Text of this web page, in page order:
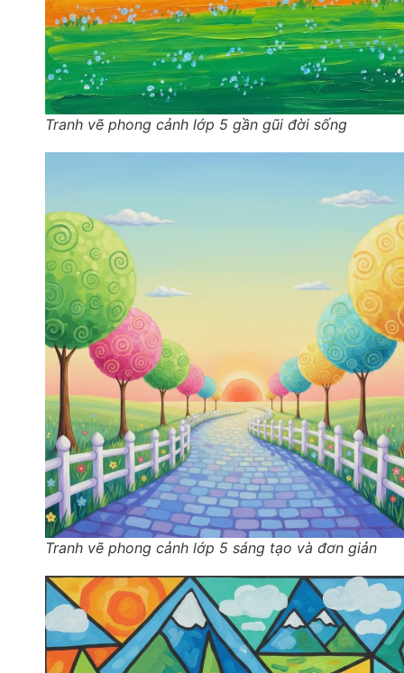
Tranh vẽ phong cảnh lớp 5 gần gũi đời sống
Tranh vẽ phong cảnh lớp 5 sáng tạo và đơn giản